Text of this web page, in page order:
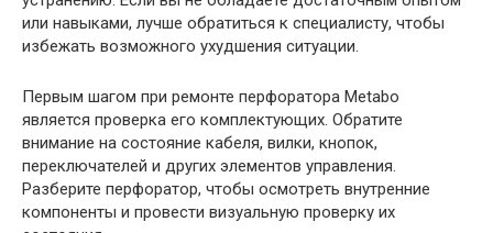
или навыками, лучше обратиться к специалисту, чтобы
избежать возможного ухудшения ситуации.
Первым шагом при ремонте перфоратора Metabo
является проверка его комплектующих. Обратите
внимание на состояние кабеля, вилки, кнопок,
переключателей и других элементов управления.
Разберите перфоратор, чтобы осмотреть внутренние
компоненты и провести визуальную проверку их